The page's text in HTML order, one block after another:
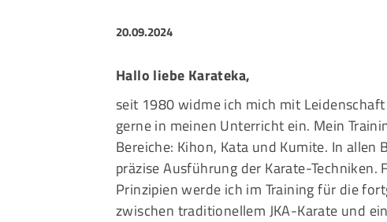
20.09.2024
Hallo liebe Karateka,
seit 1980 widme ich mich mit
gerne in meinen Unterricht ein. Mein
Bereiche: Kihon, Kata und Kumite. In
präzise Ausführung der Karate-
Prinzipien werde ich im Training für die
zwischen traditionellem JKA-Karate und